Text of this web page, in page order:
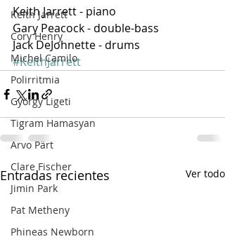
Keith Jarrett
Cory Henry
Michel Camilo
Polirritmia
György Ligeti
Tigram Hamasyan
Arvo Pärt
Clare Fischer
Jimin Park
Pat Metheny
Phineas Newborn
Keith Jarrett - piano
Gary Peacock - double-bass
Jack DeJohnette - drums
#KeithJarrett
Entradas recientes Ver todo